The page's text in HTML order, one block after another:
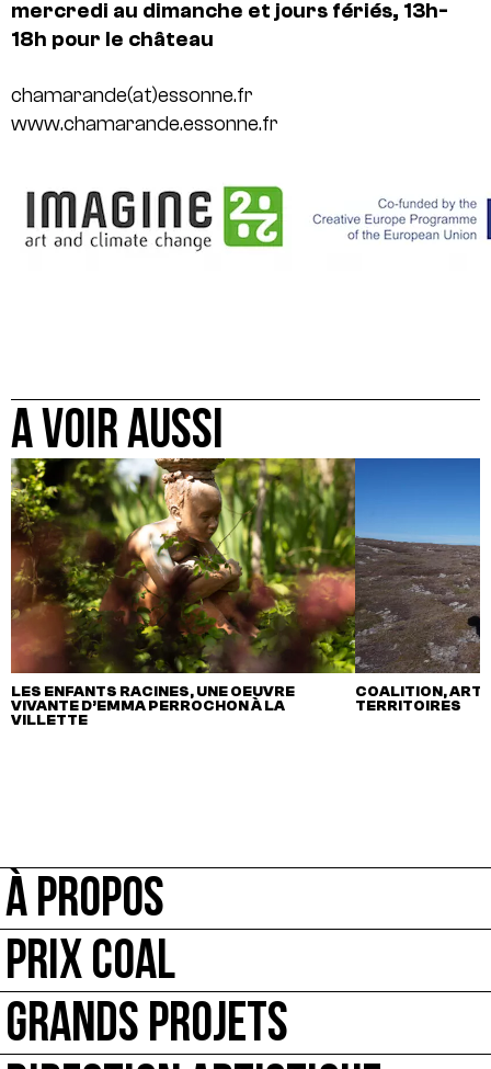
mercredi au dimanche et jours fériés, 13h-
18h pour le château
chamarande(at)essonne.fr
www.chamarande.essonne.fr
A VOIR AUSSI
LES ENFANTS RACINES, UNE OEUVRE
VIVANTE D’EMMA PERROCHON À LA
VILLETTE
COALITION, ART,
TERRITOIRES
À PROPOS
PRIX COAL
GRANDS PROJETS